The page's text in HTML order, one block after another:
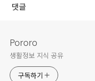
댓글
Pororo
생활정보 지식 공유
구독하기